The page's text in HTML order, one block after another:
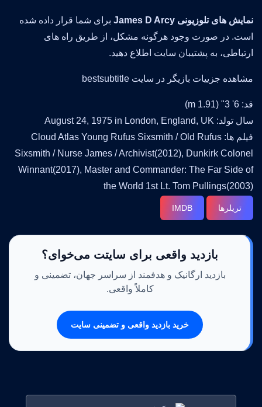
نمایش های تلوزیونی James D Arcy
برای شما قرار داده شده
است. در صورت وجود هرگونه مشکل، از طریق راه های
ارتباطی، به پشتیبان سایت اطلاع دهید.
مشاهده جزییات بازیگر در سایت bestsubtitle
قد: 6' 3" (1.91 m)
سال تولد: August 24, 1975 in London, England, UK
فیلم ها: Cloud Atlas Young Rufus Sixsmith / Old Rufus
Sixsmith / Nurse James / Archivist(2012), Dunkirk Colonel
Winnant(2017), Master and Commander: The Far Side of
the World 1st Lt. Tom Pullings(2003)
تریلرها IMDB
بازدید واقعی برای سایتت می‌خوای؟
بازدید ارگانیک و هدفمند از سراسر جهان، تضمینی و
کاملاً واقعی.
خرید بازدید واقعی و تضمینی سایت